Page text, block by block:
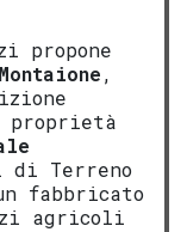
propone
Montaione,
proprietà
di Terreno
fabbricato
agricoli